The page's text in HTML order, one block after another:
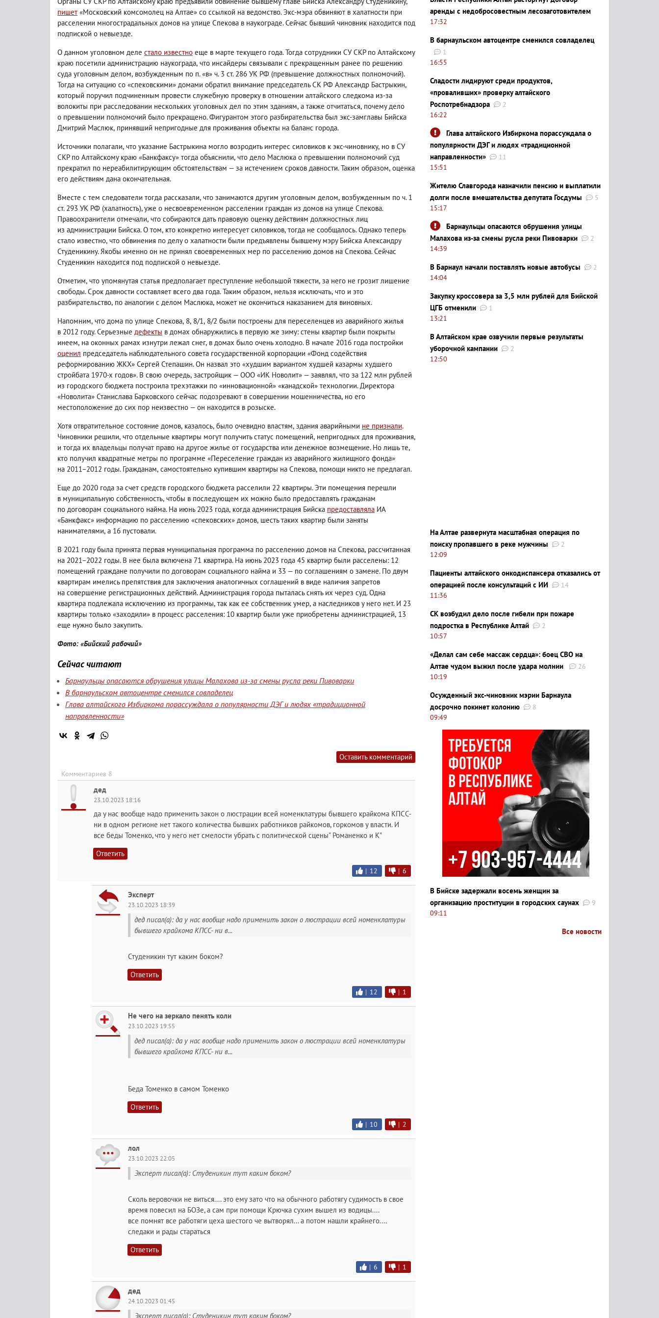
пишет «Московский комсомолец на Алтае» со ссылкой на ведомство. Экс-мэра обвиняют в халатности при
расселении многострадальных домов на улице Спекова в наукограде. Сейчас бывший чиновник находится под
подпиской о невыезде.
О данном уголовном деле стало известно еще в марте текущего года. Тогда сотрудники СУ СКР по Алтайскому
краю посетили администрацию наукограда, что инсайдеры связывали с прекращенным ранее по решению
суда уголовным делом, возбужденным по п. «в» ч. 3 ст. 286 УК РФ (превышение должностных полномочий).
Тогда на ситуацию со «спековскими» домами обратил внимание председатель СК РФ Александр Бастрыкин,
который поручил подчиненным провести служебную проверку в отношении алтайского следкома из-за
волокиты при расследовании нескольких уголовных дел по этим зданиям, а также отчитаться, почему дело
о превышении полномочий было прекращено. Фигурантом этого разбирательства был экс-замглавы Бийска
Дмитрий Маслюк, принявший непригодные для проживания объекты на баланс города.
Источники полагали, что указание Бастрыкина могло возродить интерес силовиков к экс-чиновнику, но в СУ
СКР по Алтайскому краю «Банкфаксу» тогда объяснили, что дело Маслюка о превышении полномочий суд
прекратил по нереабилитирующим обстоятельствам — за истечением сроков давности. Таким образом, оценка
его действиям дана окончательная.
Вместе с тем следователи тогда рассказали, что занимаются другим уголовным делом, возбужденным по ч. 1
ст. 293 УК РФ (халатность), уже о несвоевременном расселении граждан из домов на улице Спекова.
Правоохранители отмечали, что собираются дать правовую оценку действиям должностных лиц
из администрации Бийска. О том, кто конкретно интересует силовиков, тогда не сообщалось. Однако теперь
стало известно, что обвинения по делу о халатности были предъявлены бывшему мэру Бийска Александру
Студеникину. Якобы именно он не принял своевременных мер по расселению домов на Спекова. Сейчас
Студеникин находится под подпиской о невыезде.
Отметим, что упомянутая статья предполагает преступление небольшой тяжести, за него не грозит лишение
свободы. Срок давности составляет всего два года. Таким образом, нельзя исключать, что и это
разбирательство, по аналогии с делом Маслюка, может не окончиться наказанием для виновных.
Напомним, что дома по улице Спекова, 8, 8/1, 8/2 были построены для переселенцев из аварийного жилья
в 2012 году. Серьезные дефекты в домах обнаружились в первую же зиму: стены квартир были покрыты
инеем, на оконных рамах изнутри лежал снег, в домах было очень холодно. В начале 2016 года постройки
оценил председатель наблюдательного совета государственной корпорации «Фонд содействия
реформированию ЖКХ» Сергей Степашин. Он назвал это «худшим вариантом худшей казармы худшего
стройбата 1970-х годов». В свою очередь, застройщик — ООО «ИК Новолит» — заявлял, что за 122 млн рублей
из городского бюджета построила трехэтажки по «инновационной» «канадской» технологии. Директора
«Новолита» Станислава Барковского сейчас подозревают в совершении мошенничества, но его
местоположение до сих пор неизвестно — он находится в розыске.
Хотя отвратительное состояние домов, казалось, было очевидно властям, здания аварийными не признали.
Чиновники решили, что отдельные квартиры могут получить статус помещений, непригодных для проживания,
и тогда их владельцы получат право на другое жилье от государства или денежное возмещение. Но лишь те,
кто получил квадратные метры по программе «Переселение граждан из аварийного жилищного фонда»
на 2011−2012 годы. Гражданам, самостоятельно купившим квартиры на Спекова, помощи никто не предлагал.
Еще до 2020 года за счет средств городского бюджета расселили 22 квартиры. Эти помещения перешли
в муниципальную собственность, чтобы в последующем их можно было предоставлять гражданам
по договорам социального найма. На июнь 2023 года, когда администрация Бийска предоставляла ИА
«Банкфакс» информацию по расселению «спековских» домов, шесть таких квартир были заняты
нанимателями, а 16 пустовали.
В 2021 году была принята первая муниципальная программа по расселению домов на Спекова, рассчитанная
на 2021−2022 годы. В нее была включена 71 квартира. На июнь 2023 года 45 квартир были расселены: 12
помещений граждане получили по договорам социального найма и 33 — по соглашениям о замене. По двум
квартирам имелись препятствия для заключения аналогичных соглашений в виде наличия запретов
на совершение регистрационных действий. Администрация города пыталась снять их через суд. Одна
квартира подлежала исключению из программы, так как ее собственник умер, а наследников у него нет. И 23
квартиры только «заходили» в процесс расселения: 10 квартир были уже приобретены администрацией, 13
еще нужно было закупить.
Фото: «Бийский рабочий»
Сейчас читают
Барнаульцы опасаются обрушения улицы Малахова из-за смены русла реки Пивоварки
В барнаульском автоцентре сменился совладелец
Глава алтайского Избиркома порассуждала о популярности ДЭГ и людях «традиционной
направленности»
Оставить комментарий
Комментариев 8
дед
23.10.2023 18:16
да у нас вообще надо применить закон о люстрации всей номенклатуры бывшего крайкома КПСС-
ни в одном регионе нет такого количества бывших работников райкомов, горкомов у власти. И
все беды Томенко, что у него нет смелости убрать с политической сцены" Романенко и К"
Ответить
| 12 | 6
Эксперт
23.10.2023 18:39
дед писал(а): да у нас вообще надо применить закон о люстрации всей номенклатуры
бывшего крайкома КПСС- ни в...
Студеникин тут каким боком?
Ответить
| 12 | 1
Не чего на зеркало пенять коли
23.10.2023 19:55
дед писал(а): да у нас вообще надо применить закон о люстрации всей номенклатуры
бывшего крайкома КПСС- ни в...
Беда Томенко в самом Томенко
Ответить
| 10 | 2
лол
23.10.2023 22:05
Эксперт писал(а): Студеникин тут каким боком?
Сколь веровочки не виться.... это ему зато что на обычного работягу судимость в свое
время повесил на БОЗе, а сам при помощи Крючка сухим вышел из водицы....
все помнят все работяги цеха шестого че вытворял... а потом нашли крайнего....
следаки и рады стараться
Ответить
| 6 | 1
дед
24.10.2023 01:45
Эксперт писал(а): Студеникин тут каким боком?
аренды с недобросовестным лесозаготовителем
17:32
В барнаульском автоцентре сменился совладелец
1
16:55
Сладости лидируют среди продуктов,
«проваливших» проверку алтайского
Роспотребнадзора
2
16:22
Глава алтайского Избиркома порассуждала о
популярности ДЭГ и людях «традиционной
направленности»
11
15:51
Жителю Славгорода назначили пенсию и выплатили
долги после вмешательства депутата Госдумы
5
15:17
Барнаульцы опасаются обрушения улицы
Малахова из-за смены русла реки Пивоварки
2
14:39
В Барнаул начали поставлять новые автобусы
2
14:04
Закупку кроссовера за 3,5 млн рублей для Бийской
ЦГБ отменили
1
13:21
В Алтайском крае озвучили первые результаты
уборочной кампании
2
12:50
На Алтае развернута масштабная операция по
поиску пропавшего в реке мужчины
2
12:09
Пациенты алтайского онкодиспансера отказались от
операцией после консультаций с ИИ
14
11:36
СК возбудил дело после гибели при пожаре
подростка в Республике Алтай
2
10:57
«Делал сам себе массаж сердца»: боец СВО на
Алтае чудом выжил после удара молнии
26
10:19
Осужденный экс-чиновник мэрии Барнаула
досрочно покинет колонию
8
09:49
В Бийске задержали восемь женщин за
организацию проституции в городских саунах
9
09:11
Все новости